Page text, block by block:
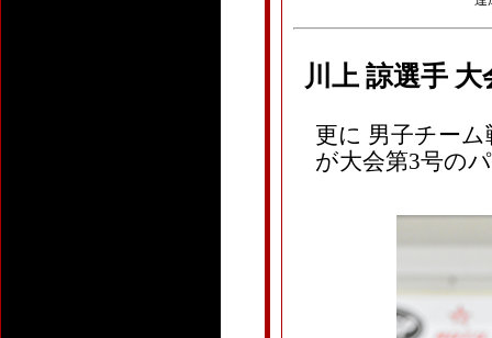
川上 諒選手
更に 男子チー
が大会第3号の